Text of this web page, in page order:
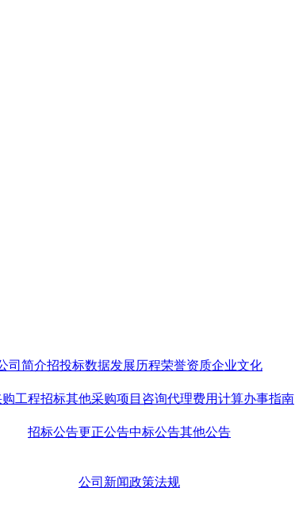
司简介招投标数据发展历程荣誉资质企业文化
工程招标其他采购项目咨询代理费用计算办事指南
招标公告更正公告中标公告其他公告
公司新闻政策法规